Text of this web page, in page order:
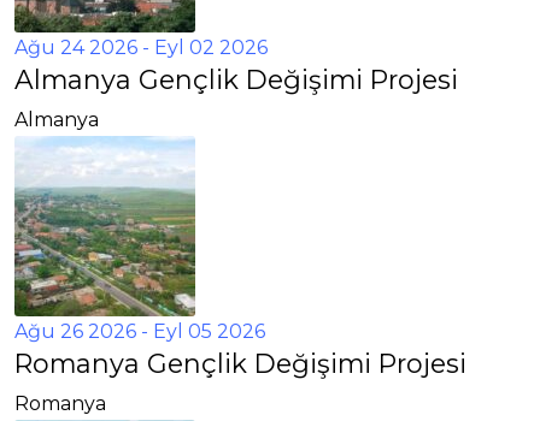
Ağu 24 2026 - Eyl 02 2026
Almanya Gençlik Değişimi Projesi
Almanya
Ağu 26 2026 - Eyl 05 2026
Romanya Gençlik Değişimi Projesi
Romanya